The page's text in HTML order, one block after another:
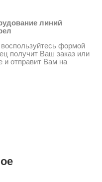
линий
формой
получит Ваш заказ или
и отправит Вам на